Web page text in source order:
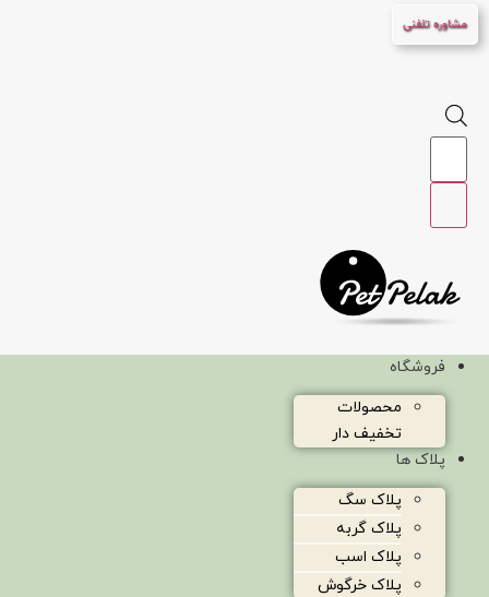
پرش
به
مشاوره تلفنی
Products
فروشگاه
محصولات
تخفیف دار
پلاک ها
پلاک سگ
پلاک گربه
پلاک اسب
پلاک خرگوش